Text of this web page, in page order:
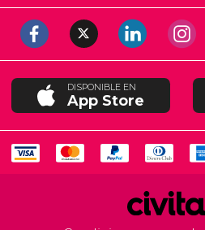
DISPONIBLE EN
App Store